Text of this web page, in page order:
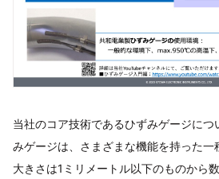
当社のコア技術であるひずみゲージに
みゲージは、さまざまな機能を持った
大きさは1ミリメートル以下のものから